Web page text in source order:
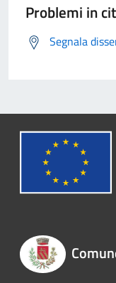
Problemi in
Segnala